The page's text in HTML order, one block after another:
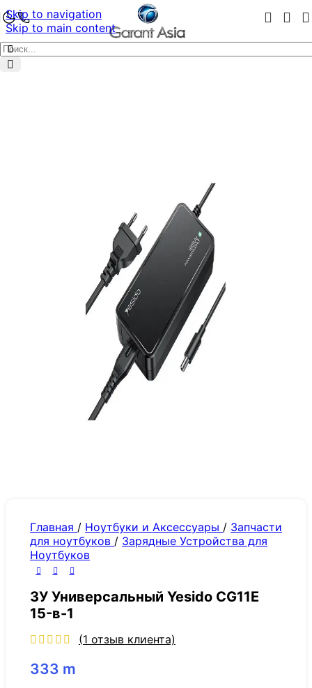
Skip to navigation
Skip to main content
Главная / Ноутбуки и Аксессуары / Запчасти
для ноутбуков / Зарядные Устройства для
Ноутбуков
ЗУ Универсальный Yesido CG11E
15-в-1
(1 отзыв клиента)
333 m